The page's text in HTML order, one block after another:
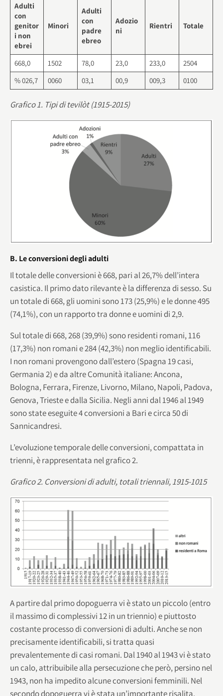
Adulti
con
genitor
i non
ebrei
Minori
Adulti
con
padre
ebreo
Adozio
ni
Rientri Totale
668,0 1502 78,0 23,0 233,0
2504
% 026,7
0060 03,1 00,9 009,3 0100
Grafico 1. Tipi di tevilòt (1915-2015)
B. Le conversioni degli adulti
Il totale delle conversioni è 668, pari al 26,7% dell’intera
casistica. Il primo dato rilevante è la differenza di sesso. Su
un totale di 668, gli uomini sono 173 (25,9%) e le donne 495
(74,1%), con un rapporto tra donne e uomini di 2,9.
Sul totale di 668, 268 (39,9%) sono residenti romani, 116
(17,3%) non romani e 284 (42,3%) non meglio identificabili.
I non romani provengono dall’estero (Spagna 19 casi,
Germania 2) e da altre Comunità italiane: Ancona,
Bologna, Ferrara, Firenze, Livorno, Milano, Napoli, Padova,
Genova, Trieste e dalla Sicilia. Negli anni dal 1946 al 1949
sono state eseguite 4 conversioni a Bari e circa 50 di
Sannicandresi.
L’evoluzione temporale delle conversioni, compattata in
trienni, è rappresentata nel grafico 2.
Grafico 2. Conversioni di adulti, totali triennali, 1915-1015
A partire dal primo dopoguerra vi è stato un piccolo (entro
il massimo di complessivi 12 in un triennio) e piuttosto
costante processo di conversioni di adulti. Anche se non
precisamente identificabili, si tratta quasi
prevalentemente di casi romani. Dal 1940 al 1943 vi è stato
un calo, attribuibile alla persecuzione che però, persino nel
1943, non ha impedito alcune conversioni femminili. Nel
secondo dopoguerra vi è stata un’importante risalita,